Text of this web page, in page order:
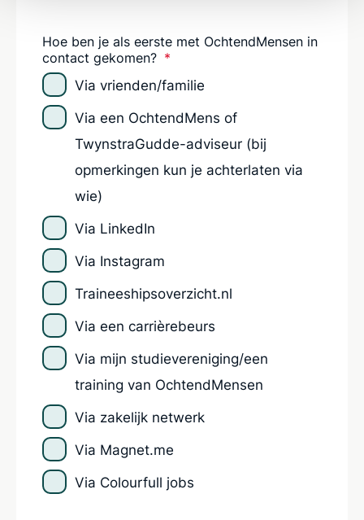
Hoe ben je als eerste met OchtendMensen in
contact gekomen? *
Via vrienden/familie
Via een OchtendMens of
TwynstraGudde-adviseur (bij
opmerkingen kun je achterlaten via
wie)
Via LinkedIn
Via Instagram
Traineeshipsoverzicht.nl
Via een carrièrebeurs
Via mijn studievereniging/een
training van OchtendMensen
Via zakelijk netwerk
Via Magnet.me
Via Colourfull jobs